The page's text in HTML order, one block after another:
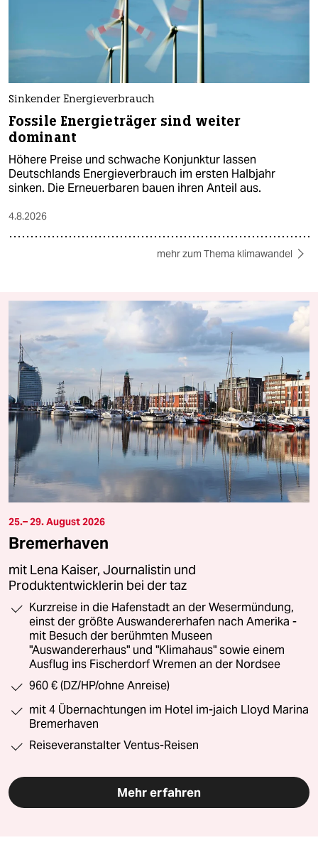
Sinkender Energieverbrauch
Fossile Energieträger sind weiter
dominant
Höhere Preise und schwache Konjunktur lassen
Deutschlands Energieverbrauch im ersten Halbjahr
sinken. Die Erneuerbaren bauen ihren Anteil aus.
4.8.2026
mehr zum Thema klimawandel
25.– 29. August 2026
Bremerhaven
mit Lena Kaiser, Journalistin und
Produktentwicklerin bei der taz
Kurzreise in die Hafenstadt an der Wesermündung,
einst der größte Auswandererhafen nach Amerika -
mit Besuch der berühmten Museen
"Auswandererhaus" und "Klimahaus" sowie einem
Ausflug ins Fischerdorf Wremen an der Nordsee
960 € (DZ/HP/ohne Anreise)
mit 4 Übernachtungen im Hotel im-jaich Lloyd Marina
Bremerhaven
Reiseveranstalter Ventus-Reisen
Mehr erfahren